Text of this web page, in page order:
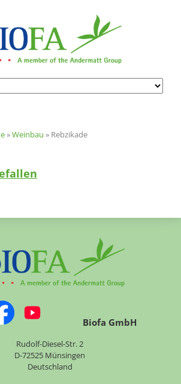
»Weinbau » Rebzikade
Biofa GmbH
Rudolf-Diesel-Str. 2
D-72525 Münsingen
Deutschland